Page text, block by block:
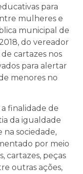
para
mulheres e
municipal de
do vereador
cartazes nos
para alertar
menores no
finalidade de
da igualdade
sociedade,
por meio
cartazes, peças
outras ações,